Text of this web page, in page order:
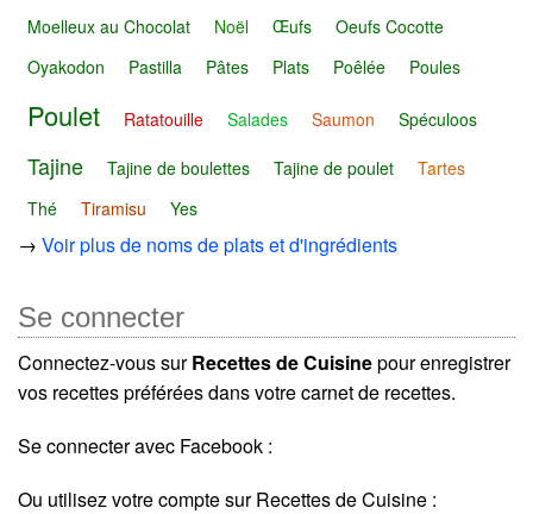
Moelleux au Chocolat
Noël Œufs
Oeufs Cocotte
Oyakodon
Pastilla Pâtes Plats Poêlée Poules
Poulet Ratatouille Salades Saumon Spéculoos
Tajine Tajine de boulettes Tajine de poulet
Tartes
Thé
Tiramisu Yes
→ Voir plus de noms de plats et d'ingrédients
Se connecter
Connectez-vous surRecettes de Cuisinepour enregistrer
vos recettes préférées dans votre carnet de recettes.
Se connecter avec Facebook :
Ou utilisez votre compte sur Recettes de Cuisine :